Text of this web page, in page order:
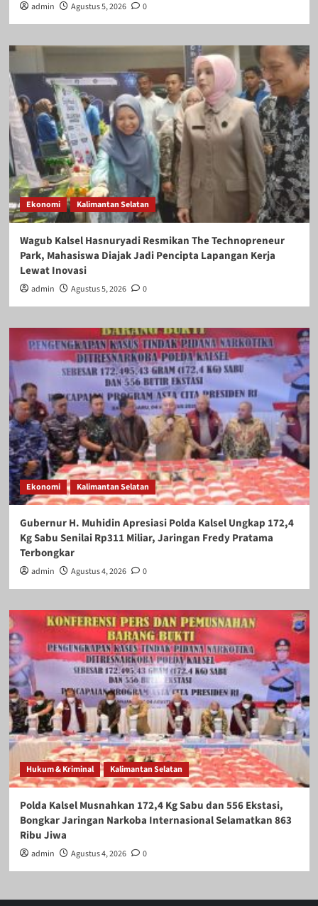
admin Agustus 5, 2026 0
Ekonomi Kalimantan Selatan
Wagub Kalsel Hasnuryadi Resmikan The Technopreneur
Park, Mahasiswa Diajak Jadi Pencipta Lapangan Kerja
Lewat Inovasi
admin Agustus 5, 2026 0
Ekonomi Kalimantan Selatan
Gubernur H. Muhidin Apresiasi Polda Kalsel Ungkap 172,4
Kg Sabu Senilai Rp311 Miliar, Jaringan Fredy Pratama
Terbongkar
admin Agustus 4, 2026 0
Hukum & Kriminal Kalimantan Selatan
Polda Kalsel Musnahkan 172,4 Kg Sabu dan 556 Ekstasi,
Bongkar Jaringan Narkoba Internasional Selamatkan 863
Ribu Jiwa
admin Agustus 4, 2026 0